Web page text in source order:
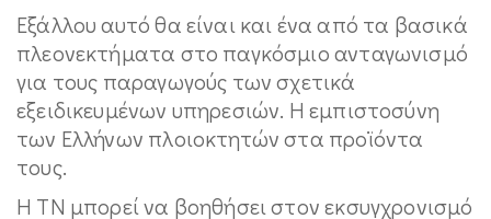
Εξάλλου αυτό θα είναι και ένα από τα βασικά
πλεονεκτήματα στο παγκόσμιο ανταγωνισμό
για τους παραγωγούς των σχετικά
εξειδικευμένων υπηρεσιών. Η εμπιστοσύνη
των Ελλήνων πλοιοκτητών στα προϊόντα
τους.
Η ΤΝ μπορεί να βοηθήσει στον εκσυγχρονισμό